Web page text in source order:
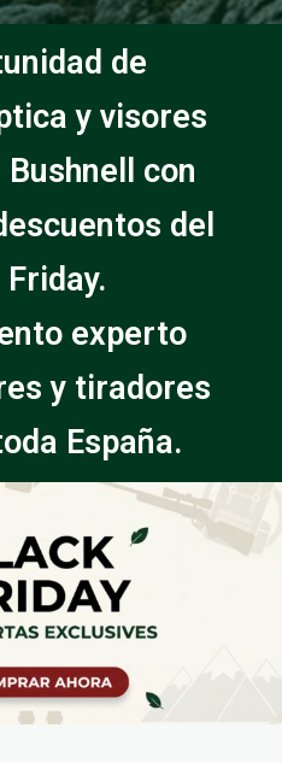
de
y visores
con
del
experto
y tiradores
España.